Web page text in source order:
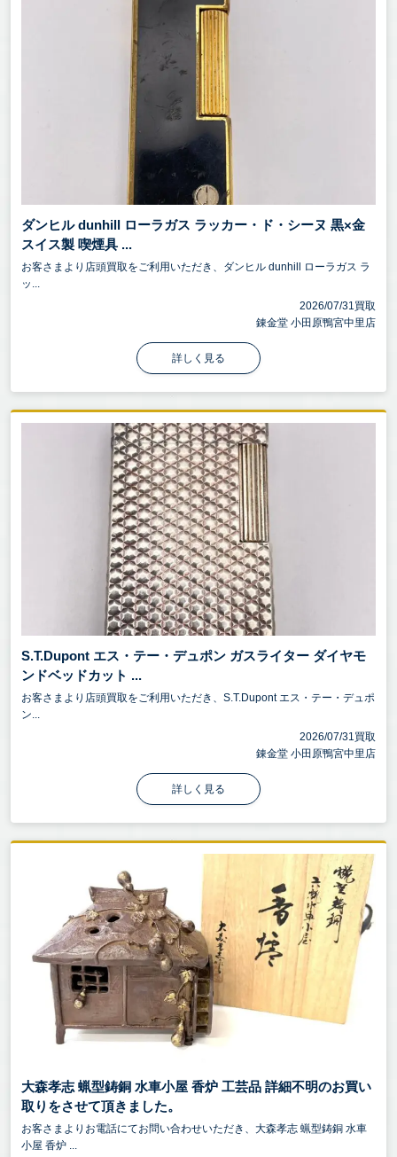
ダンヒル dunhill ローラガス ラッカー・ド・シーヌ 黒×金
スイス製 喫煙具 ...
お客さまより店頭買取をご利用いただき、ダンヒル dunhill ローラガス ラ
ッ...
2026/07/31買取
錬金堂 小田原鴨宮中里店
詳しく見る
S.T.Dupont エス・テー・デュポン ガスライター ダイヤモ
ンドベッドカット ...
お客さまより店頭買取をご利用いただき、S.T.Dupont エス・テー・デュポ
ン...
2026/07/31買取
錬金堂 小田原鴨宮中里店
詳しく見る
大森孝志 蝋型鋳銅 水車小屋 香炉 工芸品 詳細不明のお買い
取りをさせて頂きました。
お客さまよりお電話にてお問い合わせいただき、大森孝志 蝋型鋳銅 水車
小屋 香炉 ...